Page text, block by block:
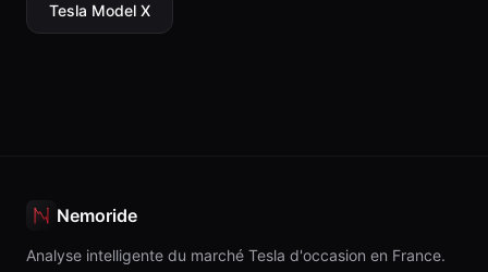
Tesla Model X
Nemoride
Analyse intelligente du marché Tesla d'occasion en France.